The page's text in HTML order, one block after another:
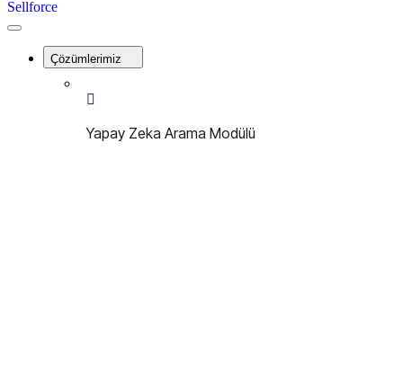
Close
Çözümlerimiz
Yapay Zeka Arama Modülü